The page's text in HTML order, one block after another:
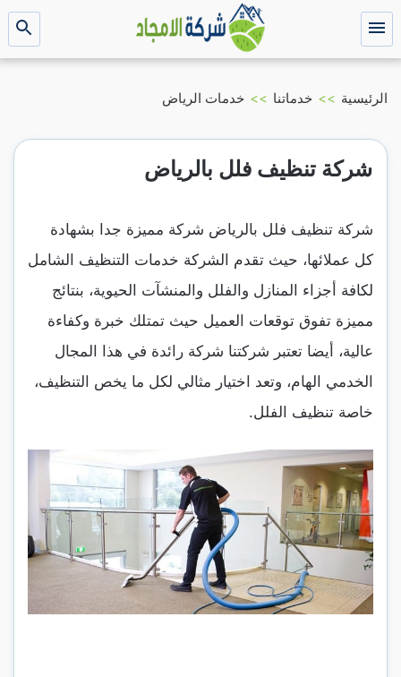
التجاوز
إلى القائمة
بحث
عن
الرئيسية >> خدماتنا >> خدمات الرياض
شركة تنظيف فلل بالرياض
شركة تنظيف فلل بالرياض شركة مميزة جدا بشهادة
كل عملائها، حيث تقدم الشركة خدمات التنظيف الشامل
لكافة أجزاء المنازل والفلل والمنشآت الحيوية، بنتائج
مميزة تفوق توقعات العميل حيث تمتلك خبرة وكفاءة
عالية، أيضا تعتبر شركتنا شركة رائدة في هذا المجال
الخدمي الهام، وتعد اختيار مثالي لكل ما يخص التنظيف،
خاصة تنظيف الفلل.